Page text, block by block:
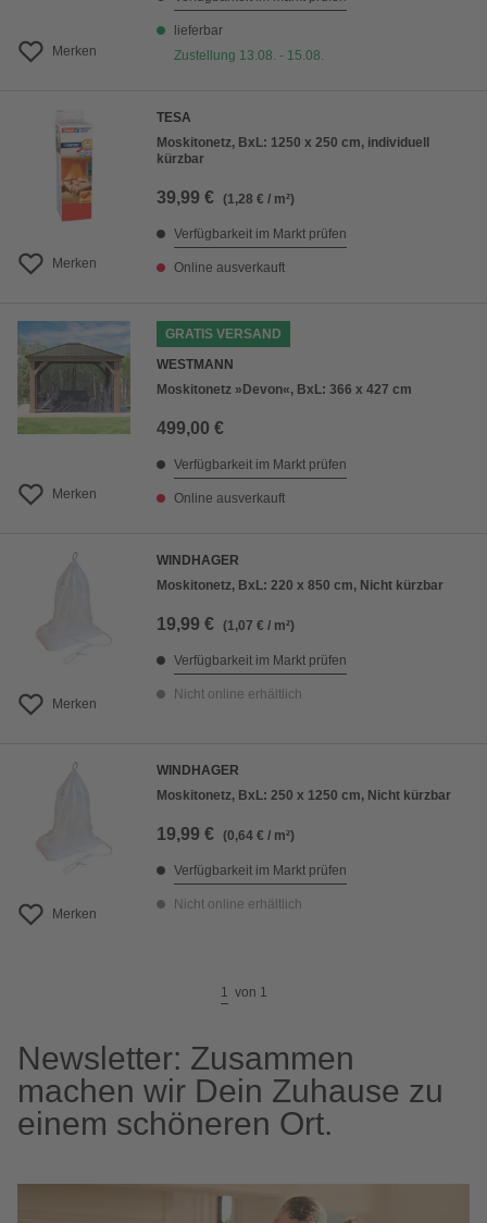
Merken
lieferbar
Zustellung 13.08. - 15.08.
Merken
TESA
Moskitonetz, BxL: 1250 x 250 cm, individuell
kürzbar
39,99 € (1,28 € / m²)
Verfügbarkeit im Markt prüfen
Online ausverkauft
Merken
GRATIS VERSAND
WESTMANN
Moskitonetz »Devon«, BxL: 366 x 427 cm
499,00 €
Verfügbarkeit im Markt prüfen
Online ausverkauft
Merken
WINDHAGER
Moskitonetz, BxL: 220 x 850 cm, Nicht kürzbar
19,99 € (1,07 € / m²)
Verfügbarkeit im Markt prüfen
Nicht online erhältlich
Merken
WINDHAGER
Moskitonetz, BxL: 250 x 1250 cm, Nicht kürzbar
19,99 € (0,64 € / m²)
Verfügbarkeit im Markt prüfen
Nicht online erhältlich
1 von 1
Newsletter: Zusammen
machen wir Dein Zuhause zu
einem schöneren Ort.